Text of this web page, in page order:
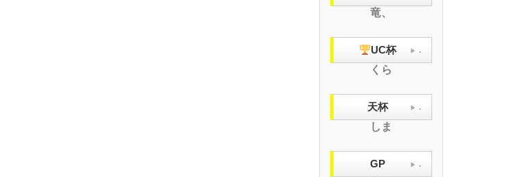
竜、
UC杯 .
くら
天杯 .
しま
GP .